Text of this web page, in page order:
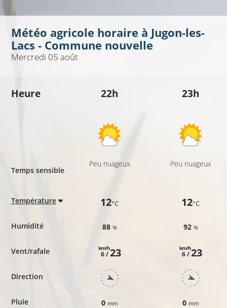
Météo agricole horaire à Jugon-les-
Lacs - Commune nouvelle
Mercredi 05 août
Heure
Temps sensible
Température
Humidité
Vent/rafale
Direction
Pluie
22h
Peu nuageux
12°C
88 %
6 /
km/h23
0 mm
23h
Peu nuageux
12°C
92 %
6 /
km/h23
0 mm